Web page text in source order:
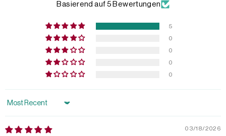
Basierend auf 5 Bewertungen
5
0
0
0
0
Sort by
03/18/2026